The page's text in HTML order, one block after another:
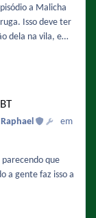
Isso deve ter
dela na vila, e
Raphael
em
parecendo que
a gente faz isso a